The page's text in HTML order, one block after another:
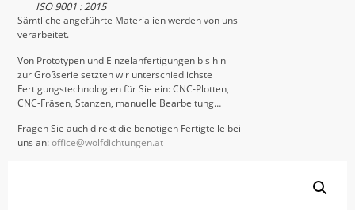
ISO 9001 : 2015
Sämtliche angeführte Materialien werden von uns
verarbeitet.
Von Prototypen und Einzelanfertigungen bis hin
zur Großserie setzten wir unterschiedlichste
Fertigungstechnologien für Sie ein: CNC-Plotten,
CNC-Fräsen, Stanzen, manuelle Bearbeitung…
Fragen Sie auch direkt die benötigen Fertigteile bei
uns an:office@wolfdichtungen.at